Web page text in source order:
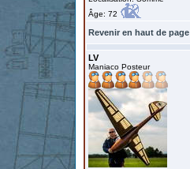
Âge: 72
Revenir en haut de page
LV
Maniaco Posteur